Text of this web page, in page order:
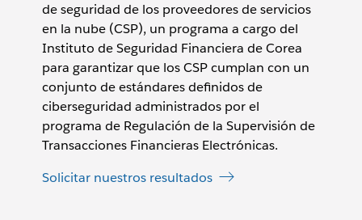
de seguridad de los proveedores de servicios
en la nube (CSP), un programa a cargo del
Instituto de Seguridad Financiera de Corea
para garantizar que los CSP cumplan con un
conjunto de estándares definidos de
ciberseguridad administrados por el
programa de Regulación de la Supervisión de
Transacciones Financieras Electrónicas.
Solicitar nuestros resultados